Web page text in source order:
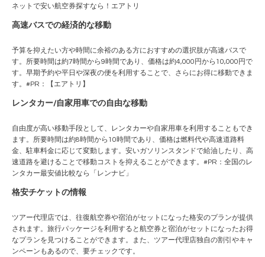
ネットで安い航空券探すなら！エアトリ
高速バスでの経済的な移動
予算を抑えたい方や時間に余裕のある方におすすめの選択肢が高速バスで
す。所要時間は約7時間から9時間であり、価格は約4,000円から10,000円で
す。早期予約や平日や深夜の便を利用することで、さらにお得に移動できま
す。#PR：
【エアトリ】
レンタカー/自家用車での自由な移動
自由度が高い移動手段として、レンタカーや自家用車を利用することもでき
ます。所要時間は約8時間から10時間であり、価格は燃料代や高速道路料
金、駐車料金に応じて変動します。安いガソリンスタンドで給油したり、高
速道路を避けることで移動コストを抑えることができます。#PR： 全国のレ
ンタカー最安値比較なら「レンナビ」
格安チケットの情報
ツアー代理店では、往復航空券や宿泊がセットになった格安のプランが提供
されます。旅行パッケージを利用すると航空券と宿泊がセットになったお得
なプランを見つけることができます。また、ツアー代理店独自の割引やキャ
ンペーンもあるので、要チェックです。